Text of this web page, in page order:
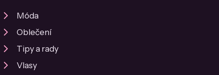
Móda
Oblečení
Tipy a rady
Vlasy